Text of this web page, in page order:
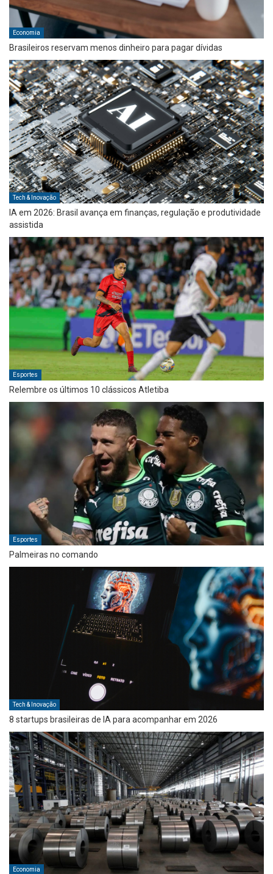
Economia
Brasileiros reservam menos dinheiro para pagar dívidas
Tech & Inovação
IA em 2026: Brasil avança em finanças, regulação e produtividade
assistida
Esportes
Relembre os últimos 10 clássicos Atletiba
Esportes
Palmeiras no comando
Tech & Inovação
8 startups brasileiras de IA para acompanhar em 2026
Economia